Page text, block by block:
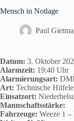
Mensch in Notlage
Paul
Datum: 3. Oktober
Alarmzeit: 19:40 Uhr
Alarmierungsart:
Art: Technische
Einsatzort:
Mannschaftsstärke:
Fahrzeuge: Weeze 1